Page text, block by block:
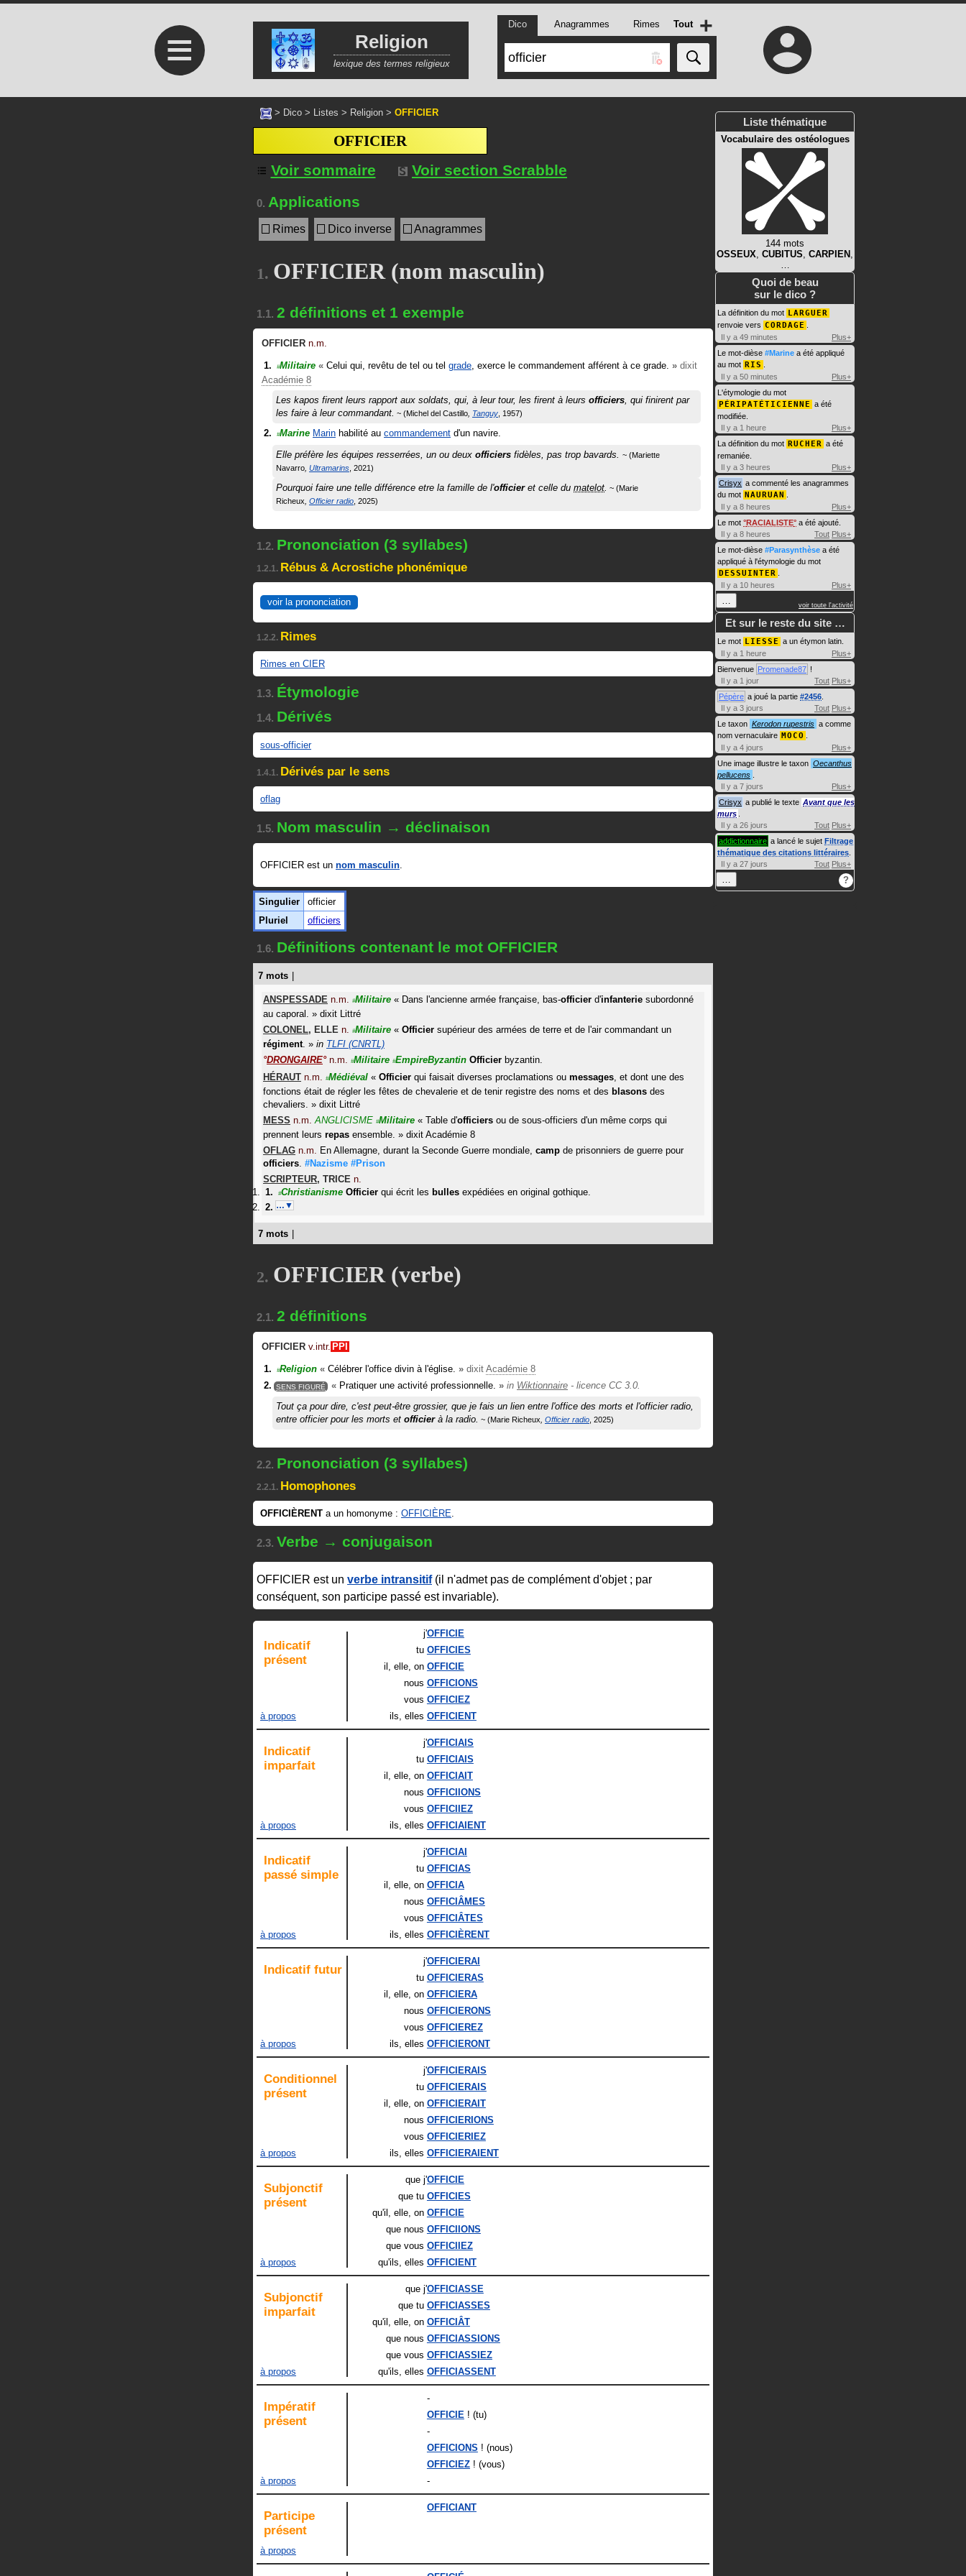
≡ Religion
lexique des termes religieux
Dico Anagrammes Rimes Tout +
> Dico > Listes > Religion > OFFICIER
OFFICIER
Voir sommaire
Voir section Scrabble
0. Applications
Rimes Dico inverse Anagrammes
1. OFFICIER (nom masculin)
1.1. 2 définitions et 1 exemple
OFFICIER n.m.
#Militaire « Celui qui, revêtu de tel ou tel grade, exerce le commandement afférent à ce grade. » dixit
Académie 8
Les kapos firent leurs rapport aux soldats, qui, à leur tour, les firent à leurs officiers, qui finirent par
les faire à leur commandant.
Michel del Castillo Tanguy 1957
#Marine Marin habilité au commandement d'un navire.
Elle préfère les équipes resserrées, un ou deux officiers fidèles, pas trop bavards.
Mariette
Navarro Ultramarins 2021
Pourquoi faire une telle différence etre la famille de l'officieret celle du matelot.
Marie
Richeux Officier radio 2025
1.2. Prononciation (3 syllabes)
1.2.1. Rébus & Acrostiche phonémique
voir la prononciation
1.2.2. Rimes
Rimes en CIER
1.3. Étymologie
1.4. Dérivés
sous-officier
1.4.1. Dérivés par le sens
oflag
1.5. Nom masculin → déclinaison
OFFICIER est un nom masculin.
Singulier
officier
Pluriel
officiers
1.6. Définitions contenant le mot OFFICIER
7 mots
ANSPESSADE n.m. #Militaire « Dans l'ancienne armée française, bas-officier d'infanterie subordonné
au caporal. » dixit Littré
COLONEL, ELLE n. #Militaire « Officier supérieur des armées de terre et de l'air commandant un
régiment. » in TLFI (CNRTL)
°DRONGAIRE° n.m. #Militaire #EmpireByzantin Officier byzantin.
HÉRAUT n.m. #Médiéval « Officier qui faisait diverses proclamations ou messages, et dont une des
fonctions était de régler les fêtes de chevalerie et de tenir registre des noms et des blasons des
chevaliers. » dixit Littré
MESS n.m. ANGLICISME #Militaire « Table d'officiers ou de sous-officiers d'un même corps qui
prennent leurs repas ensemble. » dixit Académie 8
OFLAG n.m. En Allemagne, durant la Seconde Guerre mondiale, camp de prisonniers de guerre pour
officiers. #Nazisme #Prison
SCRIPTEUR, TRICE n.
#Christianisme Officier qui écrit les bulles expédiées en original gothique.
…▼
7 mots
2. OFFICIER (verbe)
2.1. 2 définitions
OFFICIER v.intr. PPI
#Religion « Célébrer l'office divin à l'église. » dixit Académie 8
SENS FIGURÉ « Pratiquer une activité professionnelle. » in Wiktionnaire - licence CC 3.0.
Tout ça pour dire, c'est peut-être grossier, que je fais un lien entre l'office des morts et l'officier radio,
entre officier pour les morts et officierà la radio. Marie Richeux Officier radio 2025
2.2. Prononciation (3 syllabes)
2.2.1. Homophones
OFFICIÈRENT a un homonyme : OFFICIÈRE.
2.3. Verbe → conjugaison
OFFICIER est un verbe intransitif(il n'admet pas de complément d'objet ; par
conséquent, son participe passé est invariable).
Indicatif
présent
à propos
j'OFFICIE
tu OFFICIES
il , elle, on OFFICIE
nous OFFICIONS
vous OFFICIEZ
ils, elles OFFICIENT
Indicatif
imparfait
à propos
j'OFFICIAIS
tu OFFICIAIS
il , elle, on OFFICIAIT
nous OFFICIIONS
vous OFFICIIEZ
ils, elles OFFICIAIENT
Indicatif
passé simple
à propos
j'OFFICIAI
tu OFFICIAS
il , elle, on OFFICIA
nous OFFICIÂMES
vous OFFICIÂTES
ils, elles OFFICIÈRENT
Indicatif futur
à propos
j'OFFICIERAI
tu OFFICIERAS
il , elle, on OFFICIERA
nous OFFICIERONS
vous OFFICIEREZ
ils, elles OFFICIERONT
Conditionnel
présent
à propos
j'OFFICIERAIS
tu OFFICIERAIS
il , elle, on OFFICIERAIT
nous OFFICIERIONS
vous OFFICIERIEZ
ils, elles OFFICIERAIENT
Subjonctif
présent
à propos
que j'OFFICIE
que tu OFFICIES
qu'il , elle, on OFFICIE
que nous OFFICIIONS
que vous OFFICIIEZ
qu'ils, elles OFFICIENT
Subjonctif
imparfait
à propos
que j'OFFICIASSE
que tu OFFICIASSES
qu'il , elle, on OFFICIÂT
que nous OFFICIASSIONS
que vous OFFICIASSIEZ
qu'ils, elles OFFICIASSENT
Impératif
présent
à propos
-
OFFICIE! (tu)
-
OFFICIONS ! (nous)
OFFICIEZ! (vous)
-
Participe
présent
à propos
OFFICIANT
Liste thématique
Vocabulaire des ostéologues
144 mots
OSSEUX, CUBITUS, CARPIEN ,
…
Quoi de beau
sur le dico ?
La définition du mot LARGUER
renvoie vers CORDAGE
Il y a 49 minutes
Plus+
Le mot-dièse #Marine a été appliqué
au mot RIS
Il y a 50 minutes
Plus+
L'étymologie du mot
PÉRIPATÉTICIENNE a été
modifiée.
Il y a 1 heure
Plus+
La définition du mot RUCHER a été
remaniée.
Il y a 3 heures
Plus+
Crisyx a commenté les anagrammes
du mot NAURUAN
Il y a 8 heures
Plus+
Le mot RACIALISTE a été ajouté.
Il y a 8 heures
Tout Plus+
Le mot-dièse #Parasynthèse a été
appliqué à l'étymologie du mot
DESSUINTER
Il y a 10 heures
Plus+
… voir toute l'activité
Et sur le reste du site …
Le mot LIESSE a un étymon latin.
Il y a 1 heure
Plus+
Bienvenue Promenade87 !
Il y a 1 jour
Tout Plus+
Pépère a joué la partie #2456
Il y a 3 jours
Tout Plus+
Le taxon Kerodon rupestris a comme
nom vernaculaire MOCO
Il y a 4 jours
Plus+
Une image illustre le taxon Oecanthus
pellucens
Il y a 7 jours
Plus+
Crisyx a publié le texte Avant que les
murs
Il y a 26 jours
Tout Plus+
addictionnaire a lancé le sujet Filtrage
thématique des citations littéraires
Il y a 27 jours
Tout Plus+
… ?